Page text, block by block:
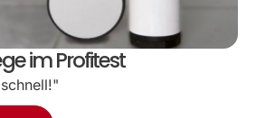
im Profitest